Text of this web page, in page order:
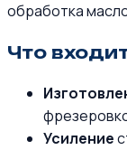
обработка
Что
Усиление